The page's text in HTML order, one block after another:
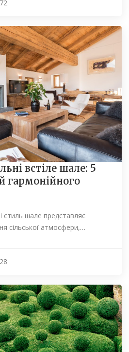
встіле шале: 5
гармонійного
стиль шале представляє
сільської атмосфери,…